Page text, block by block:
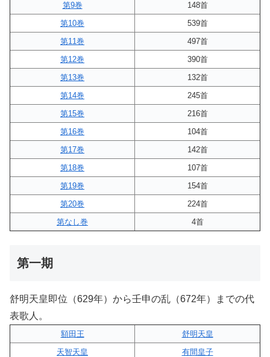
第9巻
148首
第10巻
539首
第11巻
497首
第12巻
390首
第13巻
132首
第14巻
245首
第15巻
216首
第16巻
104首
第17巻
142首
第18巻
107首
第19巻
154首
第20巻
224首
第なし巻
4首
第一期
舒明天皇即位（629年）から壬申の乱（672年）までの代
表歌人。
額田王
舒明天皇
天智天皇
有間皇子